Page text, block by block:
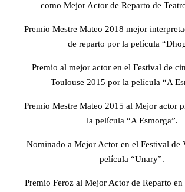
como Mejor Actor de Reparto de
Premio Mestre Mateo 2018 mejor
de reparto por la película
Premio al mejor actor en el Festival de
Toulouse 2015 por la película “A
Premio Mestre Mateo 2015 al Mejor actor
la película “A Esmorga”.
Nominado a Mejor Actor en el Festival de
película “Unary”.
Premio Feroz al Mejor Actor de Reparto en